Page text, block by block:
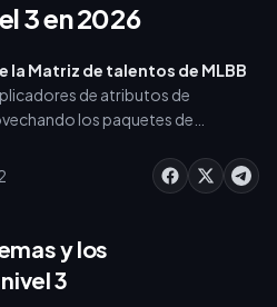
3 en 2026
la Matriz de talentos de MLBB
de atributos de
los paquetes de
estrategias rentables del Pase
a equipar talentos de forma
acelerar las mejoras de tus
del Amanecer.
y los
3